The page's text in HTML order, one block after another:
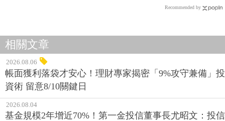
Recommended by
相關文章
2026.08.06
帳面獲利落袋才安心！理財專家揭密「9%攻守兼備」投
資術 留意8/10關鍵日
2026.08.04
基金規模2年增近70%！第一金投信董事長尤昭文：投信